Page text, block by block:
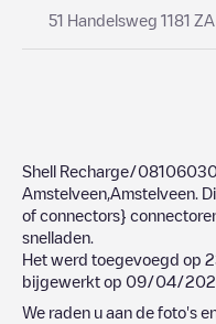
51 Handelsweg 1181 ZA
Shell Recharge/
Amstelveen Amstelveen .
of connectors}
snelladen.
Het werd toegevoegd op
bijgewerkt op 09/04/
We raden u aan de foto's